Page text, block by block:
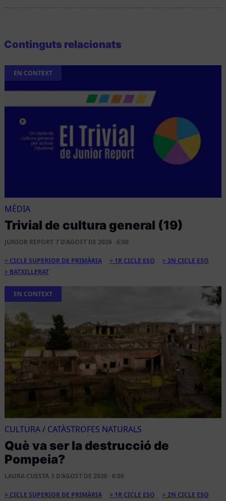
Continguts relacionats
EN CONTEXT
MÈDIA
Trivial de cultura general (19)
JUNIOR REPORT 7 D'AGOST DE 2026 · 6:00
CICLE SUPERIOR DE PRIMÀRIA 1R CICLE ESO
2N CICLE ESO
BATXILLERAT
EN CONTEXT
CULTURA/ CATÀSTROFES NATURALS
Què va ser la destrucció de
Pompeia?
LAURA CUESTA 3 D'AGOST DE 2026 · 6:00
CICLE SUPERIOR DE PRIMÀRIA 1R CICLE ESO
2N CICLE ESO